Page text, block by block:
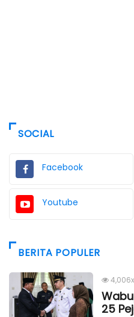
SOCIAL
Facebook
Youtube
BERITA POPULER
4,006x
25